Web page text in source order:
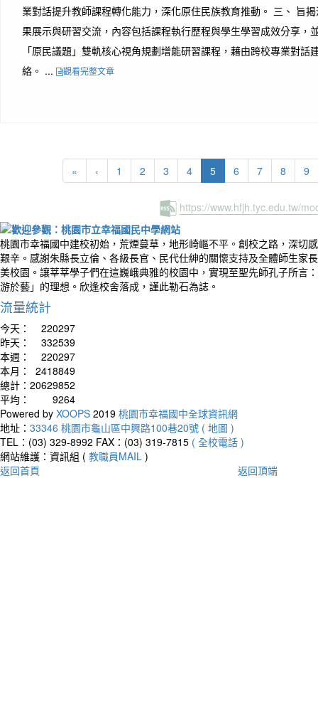
業對話提升教師課程轉化能力，深化原住民族教育推動。 三、 旨
果展示與研習交流，內容包括課程執行歷程與學生學習成效分享，
「原民議題」雙軌核心視角規劃增能研習課程，藉由跨校專業對話
絡。 ...
觀看完整文章
« ‹ 1 2 3 4 5(current)
6 7 8 9
https://www.hfjh.tyc.edu.tw/
桃園市幸福國中建校初始，荒煙蔓草，地形崎嶇不平。創校之路，深切
艱辛。感謝朱縣長立倫、各級長官、民代仕紳的關懷支持及全體師生家
美校園。讓莘莘學子們在這巍峨典雅的校園中，實現至聖先師孔子所言
游於藝」的理想。欣逢校舍落成，謹此勒石為誌。
流量統計
今天：
220297
昨天：
332539
本週：
220297
本月：
2418849
總計： 20629852
平均：
9264
Powered by XOOPS 2019 桃園市幸福國中全球資訊網
地址： 33346 桃園市龜山區中興路100巷20號 ( 地圖 )
TEL：(03) 329-8992 FAX：(03) 319-7815 ( 全校電話 )
網站維護：資訊組 ( 教職員MAIL )
返回首頁
返回頂端